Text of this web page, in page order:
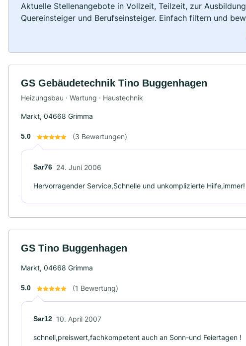
Aktuelle Stellenangebote in Vollzeit, Teilzeit, zur
Quereinsteiger und Berufseinsteiger. Einfach filtern und
GS Gebäudetechnik Tino Buggenhagen
Heizungsbau · Wartung · Haustechnik
Markt, 04668 Grimma
5.0 (3 Bewertungen)
Sar76 24. Juni 2006
Hervorragender Service,Schnelle und unkomplizierte Hilfe,immer!
GS Tino Buggenhagen
Markt, 04668 Grimma
5.0 (1 Bewertung)
Sar12 10. April 2007
schnell,preiswert,fachkompetent auch an Sonn-und Feiertagen !